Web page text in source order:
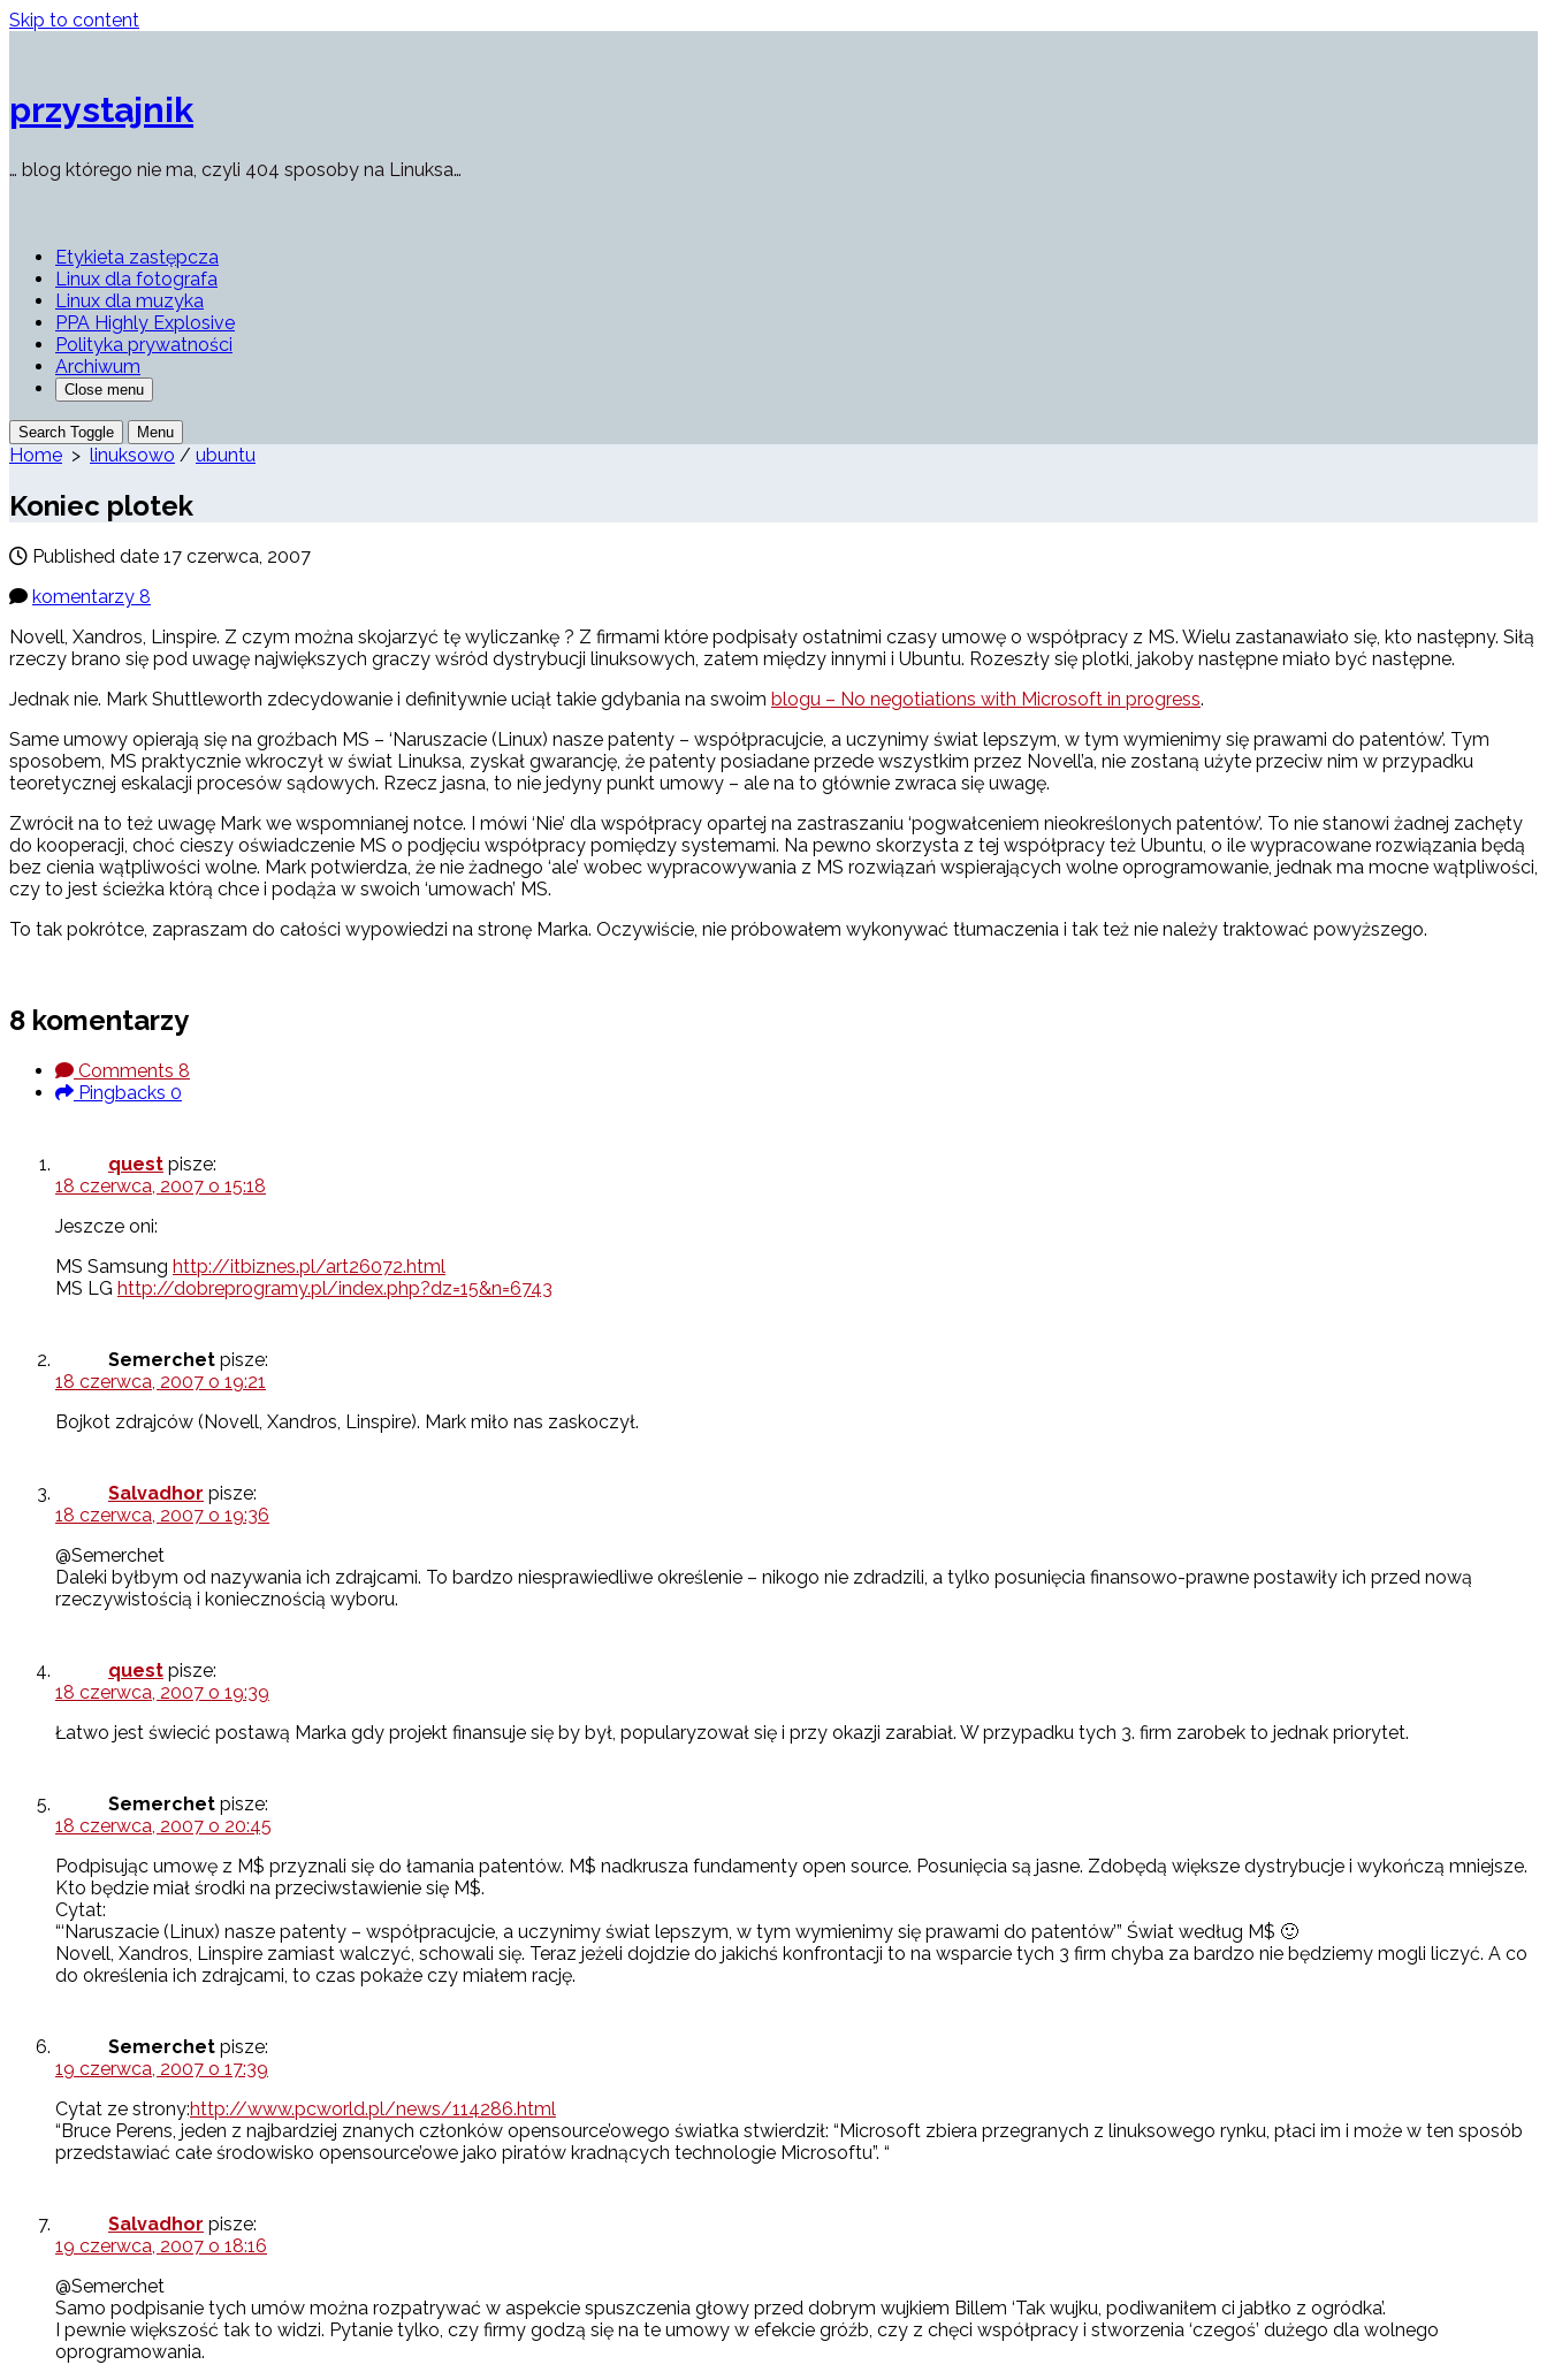
Skip to content
przystajnik
… blog którego nie ma, czyli 404 sposoby na Linuksa…
Etykieta zastępcza
Linux dla fotografa
Linux dla muzyka
PPA Highly Explosive
Polityka prywatności
Archiwum
Close menu
Search Toggle Menu
Home > linuksowo / ubuntu
Koniec plotek
Published date 17 czerwca, 2007
komentarzy 8
Novell, Xandros, Linspire. Z czym można skojarzyć tę wyliczankę ? Z firmami które podpisały ostatnimi czasy umowę o współpracy z MS. Wielu zastanawiało się, kto następny. Siłą
rzeczy brano się pod uwagę największych graczy wśród dystrybucji linuksowych, zatem między innymi i Ubuntu. Rozeszły się plotki, jakoby następne miało być następne.
Jednak nie. Mark Shuttleworth zdecydowanie i definitywnie uciął takie gdybania na swoim blogu – No negotiations with Microsoft in progress.
Same umowy opierają się na groźbach MS – ‘Naruszacie (Linux) nasze patenty – współpracujcie, a uczynimy świat lepszym, w tym wymienimy się prawami do patentów’. Tym
sposobem, MS praktycznie wkroczył w świat Linuksa, zyskał gwarancję, że patenty posiadane przede wszystkim przez Novell’a, nie zostaną użyte przeciw nim w przypadku
teoretycznej eskalacji procesów sądowych. Rzecz jasna, to nie jedyny punkt umowy – ale na to głównie zwraca się uwagę.
Zwrócił na to też uwagę Mark we wspomnianej notce. I mówi ‘Nie’ dla współpracy opartej na zastraszaniu ‘pogwałceniem nieokreślonych patentów’. To nie stanowi żadnej zachęty
do kooperacji, choć cieszy oświadczenie MS o podjęciu współpracy pomiędzy systemami. Na pewno skorzysta z tej współpracy też Ubuntu, o ile wypracowane rozwiązania będą
bez cienia wątpliwości wolne. Mark potwierdza, że nie żadnego ‘ale’ wobec wypracowywania z MS rozwiązań wspierających wolne oprogramowanie, jednak ma mocne wątpliwości,
czy to jest ścieżka którą chce i podąża w swoich ‘umowach’ MS.
To tak pokrótce, zapraszam do całości wypowiedzi na stronę Marka. Oczywiście, nie próbowałem wykonywać tłumaczenia i tak też nie należy traktować powyższego.
8 komentarzy
Comments 8
Pingbacks 0
quest pisze:
18 czerwca, 2007 o 15:18
Jeszcze oni:
MS Samsung http://itbiznes.pl/art26072.html
MS LG http://dobreprogramy.pl/index.php?dz=15&n=6743
Semerchet pisze:
18 czerwca, 2007 o 19:21
Bojkot zdrajców (Novell, Xandros, Linspire). Mark miło nas zaskoczył.
Salvadhor pisze:
18 czerwca, 2007 o 19:36
@Semerchet
Daleki byłbym od nazywania ich zdrajcami. To bardzo niesprawiedliwe określenie – nikogo nie zdradzili, a tylko posunięcia finansowo-prawne postawiły ich przed nową
rzeczywistością i koniecznością wyboru.
quest pisze:
18 czerwca, 2007 o 19:39
Łatwo jest świecić postawą Marka gdy projekt finansuje się by był, popularyzował się i przy okazji zarabiał. W przypadku tych 3. firm zarobek to jednak priorytet.
Semerchet pisze:
18 czerwca, 2007 o 20:45
Podpisując umowę z M$ przyznali się do łamania patentów. M$ nadkrusza fundamenty open source. Posunięcia są jasne. Zdobędą większe dystrybucje i wykończą mniejsze.
Kto będzie miał środki na przeciwstawienie się M$.
Cytat:
“‘Naruszacie (Linux) nasze patenty – współpracujcie, a uczynimy świat lepszym, w tym wymienimy się prawami do patentów’” Świat według M$ 🙂
Novell, Xandros, Linspire zamiast walczyć, schowali się. Teraz jeżeli dojdzie do jakichś konfrontacji to na wsparcie tych 3 firm chyba za bardzo nie będziemy mogli liczyć. A co
do określenia ich zdrajcami, to czas pokaże czy miałem rację.
Semerchet pisze:
19 czerwca, 2007 o 17:39
Cytat ze strony:http://www.pcworld.pl/news/114286.html
“Bruce Perens, jeden z najbardziej znanych członków opensource’owego światka stwierdził: “Microsoft zbiera przegranych z linuksowego rynku, płaci im i może w ten sposób
przedstawiać całe środowisko opensource’owe jako piratów kradnących technologie Microsoftu”. “
Salvadhor pisze:
19 czerwca, 2007 o 18:16
@Semerchet
Samo podpisanie tych umów można rozpatrywać w aspekcie spuszczenia głowy przed dobrym wujkiem Billem ‘Tak wujku, podiwaniłem ci jabłko z ogródka’.
I pewnie większość tak to widzi. Pytanie tylko, czy firmy godzą się na te umowy w efekcie gróźb, czy z chęci współpracy i stworzenia ‘czegoś’ dużego dla wolnego
oprogramowania.